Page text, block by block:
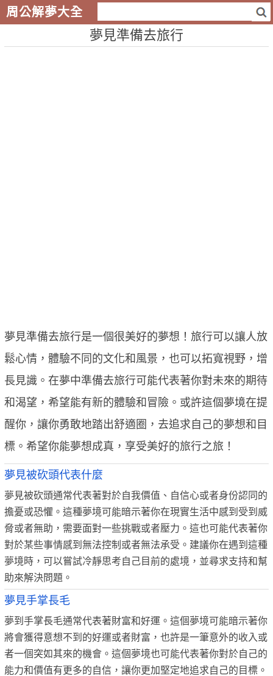
周公解夢大全
夢見準備去旅行
夢見準備去旅行是一個很美好的夢想！旅行可以讓人放
鬆心情，體驗不同的文化和風景，也可以拓寬視野，增
長見識。在夢中準備去旅行可能代表著你對未來的期待
和渴望，希望能有新的體驗和冒險。或許這個夢境在提
醒你，讓你勇敢地踏出舒適圈，去追求自己的夢想和目
標。希望你能夢想成真，享受美好的旅行之旅！
夢見被砍頭代表什麼
夢見被砍頭通常代表著對於自我價值、自信心或者身份認同的
擔憂或恐懼。這種夢境可能暗示著你在現實生活中感到受到威
脅或者無助，需要面對一些挑戰或者壓力。這也可能代表著你
對於某些事情感到無法控制或者無法承受。建議你在遇到這種
夢境時，可以嘗試冷靜思考自己目前的處境，並尋求支持和幫
助來解決問題。
夢見手掌長毛
夢到手掌長毛通常代表著財富和好運。這個夢境可能暗示著你
將會獲得意想不到的好運或者財富，也許是一筆意外的收入或
者一個突如其來的機會。這個夢境也可能代表著你對於自己的
能力和價值有更多的自信，讓你更加堅定地追求自己的目標。